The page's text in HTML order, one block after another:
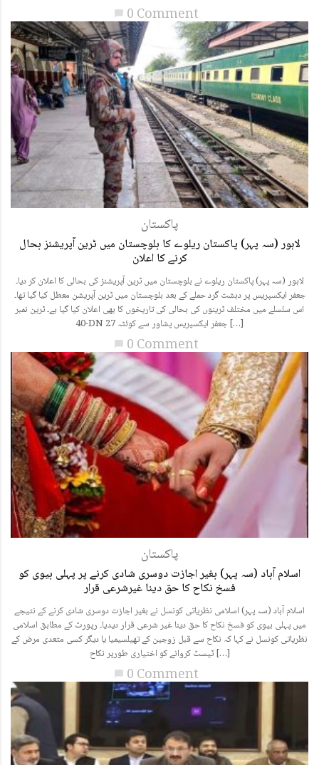
chat_bubble 0 Comment
پاکستان
لاہور (سہ پہر) پاکستان ریلوے کا بلوچستان میں ٹرین آپریشنز بحال
کرنے کا اعلان
لاہور (سہ پہر) پاکستان ریلوے نے بلوچستان میں ٹرین آپریشنز کی بحالی کا اعلان کر دیا۔
جعفر ایکسپریس پر دہشت گرد حملے کے بعد بلوچستان میں ٹرین آپریشن معطل کیا گیا تھا۔
اس سلسلے میں مختلف ٹرینوں کی بحالی کی تاریخوں کا بھی اعلان کیا گیا ہے۔ ٹرین نمبر
40-DN جعفر ایکسپریس پشاور سے کوئٹہ 27 […]
0 Comment
پاکستان
اسلام آباد (سہ پہر) بغیر اجازت دوسری شادی کرنے پر پہلی بیوی کو
فسخ نکاح کا حق دینا غیرشرعی قرار
اسلام آباد (سہ پہر) اسلامی نظریاتی کونسل نے بغیر اجازت دوسری شادی کرنے کے نتیجے
میں پہلی بیوی کو فسخ نکاح کا حق دینا غیر شرعی قرار دیدیا۔ رپورٹ کے مطابق اسلامی
نظریاتی کونسل نے کہا کہ نکاح سے قبل زوجین کے تھیلسیمیا یا دیگر کسی متعدی مرض کے
ٹیسٹ کروانے کو اختیاری طورپر نکاح […]
chat_bubble 0 Comment